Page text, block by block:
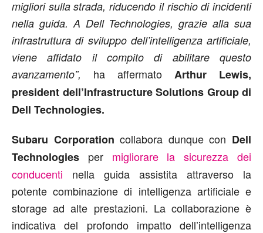
migliori sulla strada, riducendo il rischio di incidenti
nella guida. A Dell Technologies, grazie alla sua
infrastruttura di sviluppo dell’intelligenza artificiale,
viene affidato il compito di abilitare questo
avanzamento”, ha affermato Arthur Lewis,
president dell’Infrastructure Solutions Group di
Dell Technologies.
Subaru Corporationcollabora dunque con Dell
Technologies per migliorare la sicurezza dei
conducenti nella guida assistita attraverso la
potente combinazione di intelligenza artificiale e
storage ad alte prestazioni. La collaborazione è
indicativa del profondo impatto dell’intelligenza